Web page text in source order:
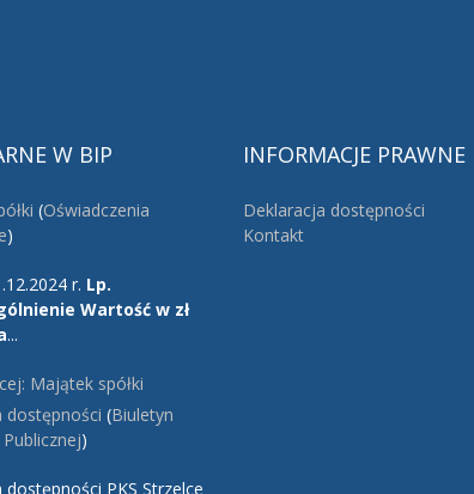
W BIP
(Oświadczenia
)
r. Lp.
Wartość w zł
...
Majątek spółki
dostępności (Biuletyn
)
dostępności PKS Strzelce
INFORMACJE PRAWNE
Deklaracja dostępności
Kontakt